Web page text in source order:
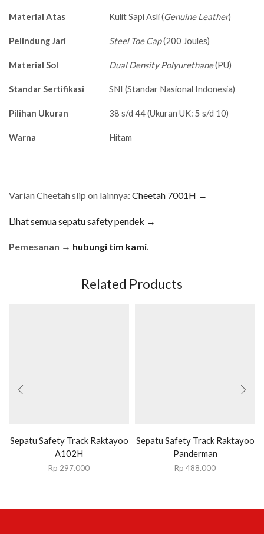
Material Atas Kulit Sapi Asli (Genuine Leather)
Pelindung Jari Steel Toe Cap(200 Joules)
Material Sol Dual Density Polyurethane(PU)
Standar Sertifikasi SNI (Standar Nasional Indonesia)
Pilihan Ukuran 38 s/d 44 (Ukuran UK: 5 s/d 10)
Warna Hitam
Varian Cheetah slip on lainnya: Cheetah 7001H →
Lihat semua sepatu safety pendek →
Pemesanan → hubungi tim kami.
Related Products
Sepatu Safety Track Raktayoo
A102H
Rp 297.000
Sepatu Safety Track Raktayoo
Panderman
Rp 488.000